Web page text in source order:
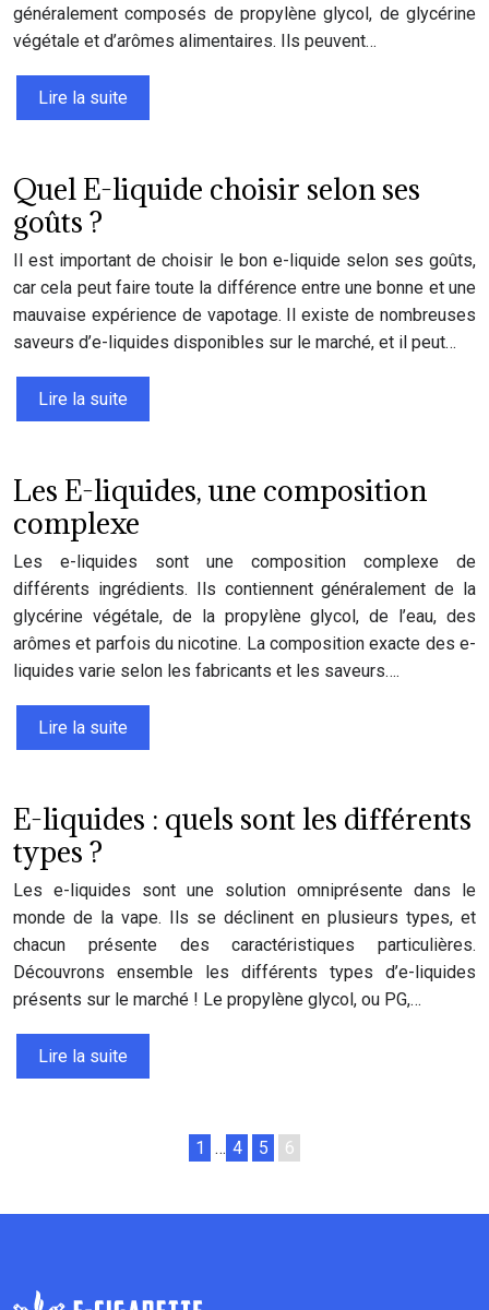
généralement composés de propylène glycol, de glycérine
végétale et d’arômes alimentaires. Ils peuvent…
Lire la suite
Quel E-liquide choisir selon ses
goûts ?
Il est important de choisir le bon e-liquide selon ses goûts,
car cela peut faire toute la différence entre une bonne et une
mauvaise expérience de vapotage. Il existe de nombreuses
saveurs d’e-liquides disponibles sur le marché, et il peut…
Lire la suite
Les E-liquides, une composition
complexe
Les e-liquides sont une composition complexe de
différents ingrédients. Ils contiennent généralement de la
glycérine végétale, de la propylène glycol, de l’eau, des
arômes et parfois du nicotine. La composition exacte des e-
liquides varie selon les fabricants et les saveurs….
Lire la suite
E-liquides : quels sont les différents
types ?
Les e-liquides sont une solution omniprésente dans le
monde de la vape. Ils se déclinent en plusieurs types, et
chacun présente des caractéristiques particulières.
Découvrons ensemble les différents types d’e-liquides
présents sur le marché ! Le propylène glycol, ou PG,…
Lire la suite
1 … 4 5 6